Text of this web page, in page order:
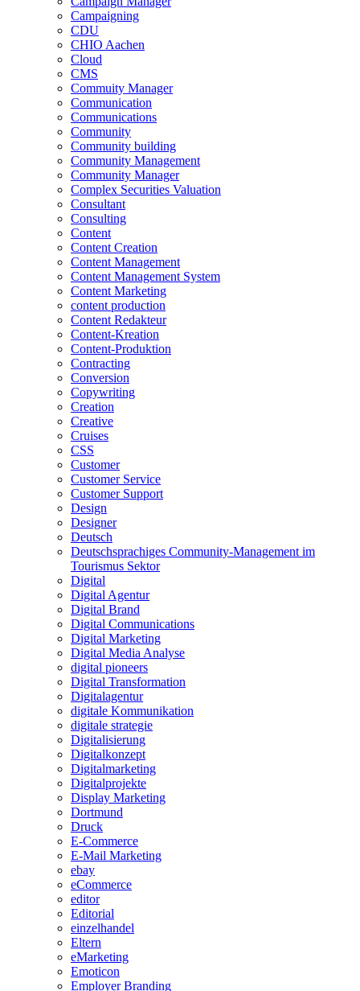
Campaigning
CDU
CHIO Aachen
Cloud
CMS
Commuity Manager
Communication
Communications
Community
Community building
Community Management
Community Manager
Complex Securities Valuation
Consultant
Consulting
Content
Content Creation
Content Management
Content Management System
Content Marketing
content production
Content Redakteur
Content-Kreation
Content-Produktion
Contracting
Conversion
Copywriting
Creation
Creative
Cruises
CSS
Customer
Customer Service
Customer Support
Design
Designer
Deutsch
Deutschsprachiges Community-Management im
Tourismus Sektor
Digital
Digital Agentur
Digital Brand
Digital Communications
Digital Marketing
Digital Media Analyse
digital pioneers
Digital Transformation
Digitalagentur
digitale Kommunikation
digitale strategie
Digitalisierung
Digitalkonzept
Digitalmarketing
Digitalprojekte
Display Marketing
Dortmund
Druck
E-Commerce
E-Mail Marketing
ebay
eCommerce
editor
Editorial
einzelhandel
Eltern
eMarketing
Emoticon
Employer Branding